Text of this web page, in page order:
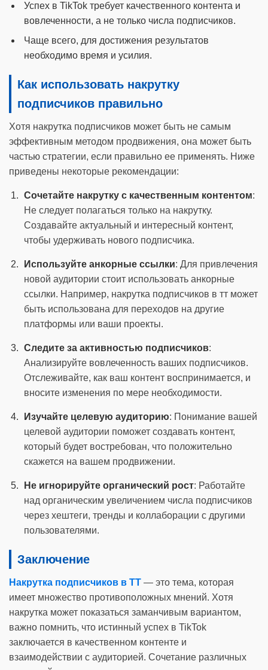
Успех в TikTok требует качественного контента и
вовлеченности, а не только числа подписчиков.
Чаще всего, для достижения результатов
необходимо время и усилия.
Как использовать накрутку
подписчиков правильно
Хотя накрутка подписчиков может быть не самым
эффективным методом продвижения, она может быть
частью стратегии, если правильно ее применять. Ниже
приведены некоторые рекомендации:
Сочетайте накрутку с качественным контентом:
Не следует полагаться только на накрутку.
Создавайте актуальный и интересный контент,
чтобы удерживать нового подписчика.
Используйте анкорные ссылки: Для привлечения
новой аудитории стоит использовать анкорные
ссылки. Например, накрутка подписчиков в тт может
быть использована для переходов на другие
платформы или ваши проекты.
Следите за активностью подписчиков:
Анализируйте вовлеченность ваших подписчиков.
Отслеживайте, как ваш контент воспринимается, и
вносите изменения по мере необходимости.
Изучайте целевую аудиторию: Понимание вашей
целевой аудитории поможет создавать контент,
который будет востребован, что положительно
скажется на вашем продвижении.
Не игнорируйте органический рост: Работайте
над органическим увеличением числа подписчиков
через хештеги, тренды и коллаборации с другими
пользователями.
Заключение
Накрутка подписчиков в ТТ — это тема, которая
имеет множество противоположных мнений. Хотя
накрутка может показаться заманчивым вариантом,
важно помнить, что истинный успех в TikTok
заключается в качественном контенте и
взаимодействии с аудиторией. Сочетание различных